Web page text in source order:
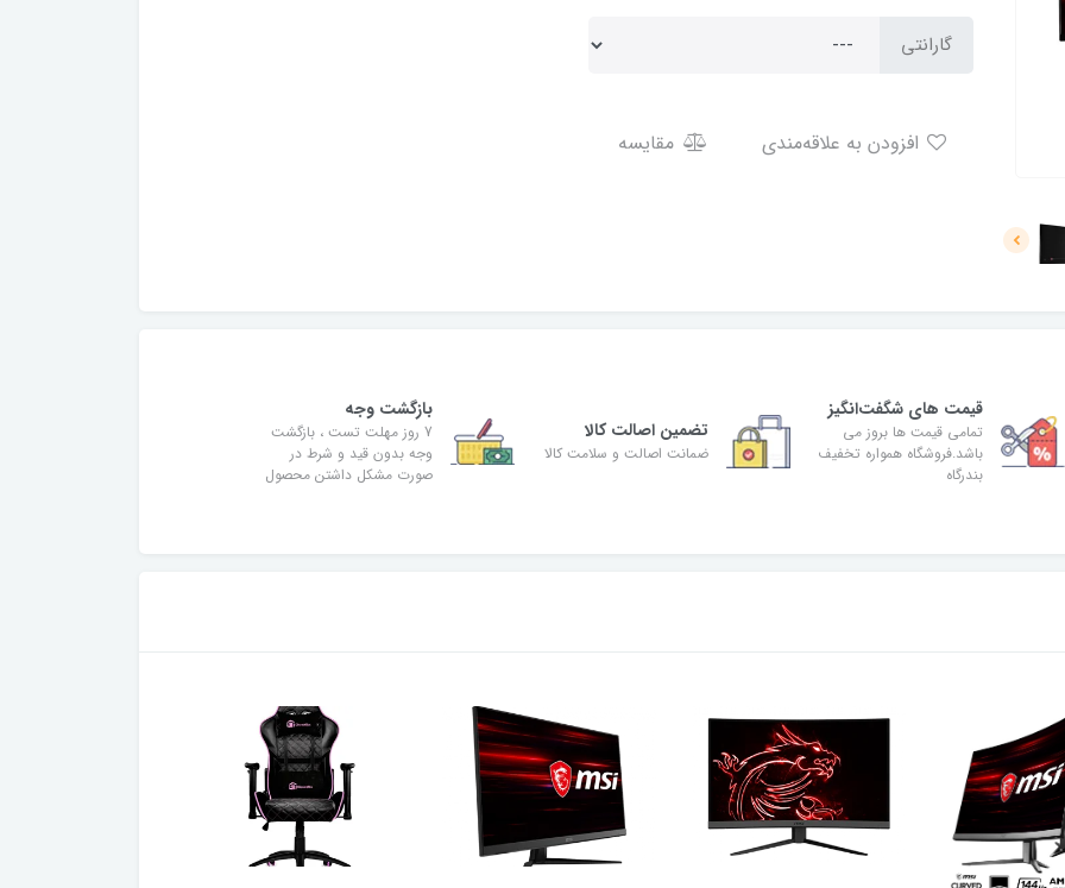
گارانتی
مقایسه
قیمت های شگفت‌انگیز
تمامی قیمت ها بروز می
باشد.فروشگاه همواره تخفیف
بندرگاه
تضمین اصالت کالا
ضمانت اصالت و سلامت کالا
بازگشت وجه
7 روز مهلت تست ، بازگشت
وجه بدون قید و شرط در
صورت مشکل داشتن محصول